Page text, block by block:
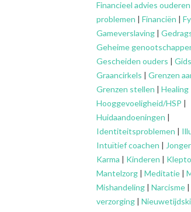
Financieel advies ouderen
problemen | Financiën |
Gameverslaving |
Geheime
Gescheiden ouders |
Graancirkels | Grenzen
Grenzen stellen | Healing
Hooggevoeligheid/HSP |
Huidaandoeningen |
Identiteitsproblemen |
Intuïtief coachen |
Karma | Kinderen |
Mantelzorg | Meditatie |
Mishandeling | Narcisme |
verzorging |